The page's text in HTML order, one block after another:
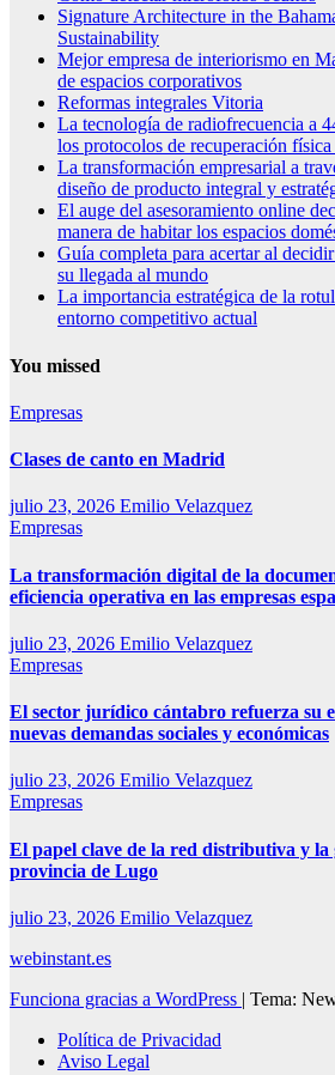
Signature Architecture in the
Sustainability
Mejor empresa de interiorismo en
de espacios corporativos
Reformas integrales Vitoria
La tecnología de radiofrecuencia a
los protocolos de recuperación física
La transformación empresarial a
diseño de producto integral y
El auge del asesoramiento online
manera de habitar los espacios
Guía completa para acertar al
su llegada al mundo
La importancia estratégica de la
entorno competitivo actual
You missed
Empresas
Clases de canto en Madrid
julio 23, 2026 Emilio Velazquez
Empresas
La transformación digital de la
eficiencia operativa en las empresas
julio 23, 2026 Emilio Velazquez
Empresas
El sector jurídico cántabro refuerza su
nuevas demandas sociales y económicas
julio 23, 2026 Emilio Velazquez
Empresas
El papel clave de la red distributiva y la
provincia de Lugo
julio 23, 2026 Emilio Velazquez
webinstant.es
Funciona gracias a WordPress | Tema:
Política de Privacidad
Aviso Legal